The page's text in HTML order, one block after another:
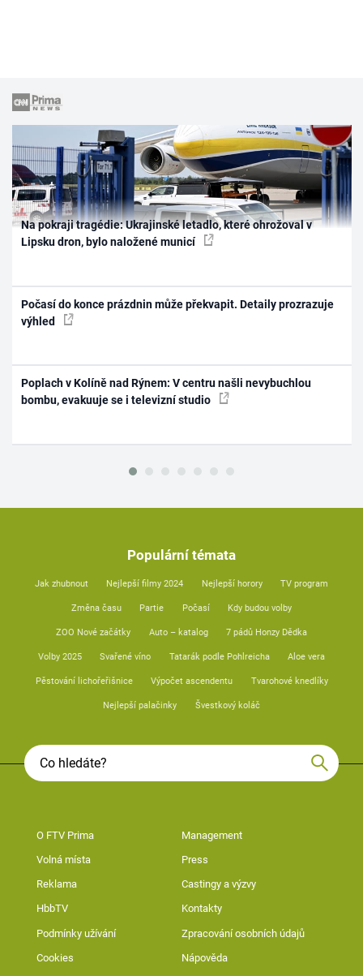
Na pokraji tragédie: Ukrajinské letadlo, které ohrožoval v
Lipsku dron, bylo naložené municí
Počasí do konce prázdnin může překvapit. Detaily prozrazuje
výhled
Poplach v Kolíně nad Rýnem: V centru našli nevybuchlou
bombu, evakuuje se i televizní studio
Populární témata
Jak zhubnout Nejlepší filmy 2024 Nejlepší horory TV program
Změna času Partie Počasí Kdy budou volby
ZOO Nové začátky Auto – katalog 7 pádů Honzy Dědka
Volby 2025 Svařené víno Tatarák podle Pohlreicha Aloe vera
Pěstování lichořeřišnice Výpočet ascendentu Tvarohové knedlíky
Nejlepší palačinky Švestkový koláč
O FTV Prima Management
Volná místa Press
Reklama Castingy a výzvy
HbbTV Kontakty
Podmínky užívání Zpracování osobních údajů
Cookies Nápověda